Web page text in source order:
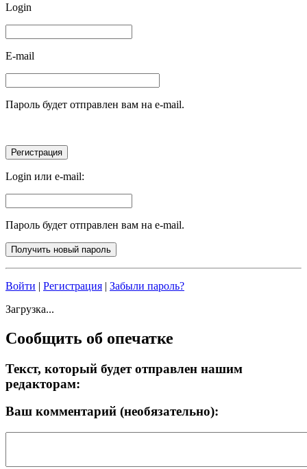
Login
E-mail
Пароль будет отправлен вам на e-mail.
Login или e-mail:
Пароль будет отправлен вам на e-mail.
Войти | Регистрация | Забыли пароль?
Загрузка...
Сообщить об опечатке
Текст, который будет отправлен нашим
редакторам:
Ваш комментарий (необязательно):